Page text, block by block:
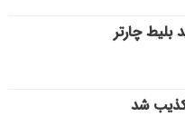
چارتر
شد